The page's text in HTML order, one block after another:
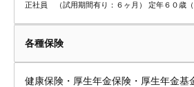
正社員 （試用期間有り：６ヶ月） 定年６０歳（
各種保険
健康保険・厚生年金保険・厚生年金基